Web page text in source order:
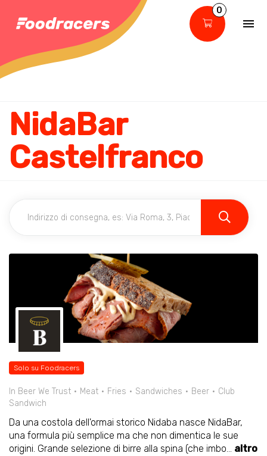
0
NidaBar
Castelfranco
Solo su Foodracers
In Beer We Trust Meat Fries Sandwiches Beer
Club
Sandwich
Da una costola dell'ormai storico Nidaba nasce NidaBar,
una formula più semplice ma che non dimentica le sue
origini. Grande selezione di birre alla spina (che imbo... altro